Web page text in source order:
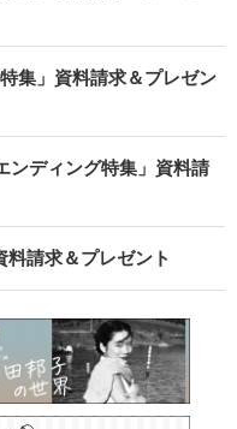
集」資料請求＆プレゼン
ンディング特集」資料請
請求＆プレゼント